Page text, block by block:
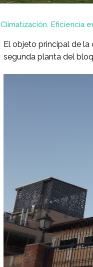
Climatización, Eficiencia
El objeto principal de
segunda planta del